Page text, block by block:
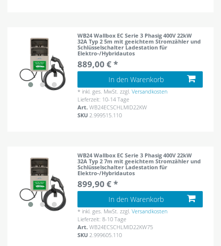
WB24 Wallbox EC Serie 3 Phasig 400V 22kW
32A Typ 2 5m mit geeichtem Stromzähler und
Schlüsselschalter Ladestation für
Elektro-/Hybridautos
889,00 € *
In den Warenkorb
* inkl. ges. MwSt. zzgl.Versandkosten
Lieferzeit: 10-14 Tage
Art.WB24ECSCHLMID22KW
SKU2.999515.110
WB24 Wallbox EC Serie 3 Phasig 400V 22kW
32A Typ 2 7m mit geeichtem Stromzähler und
Schlüsselschalter Ladestation für
Elektro-/Hybridautos
899,90 € *
In den Warenkorb
* inkl. ges. MwSt. zzgl.Versandkosten
Lieferzeit: 8-10 Tage
Art.WB24ECSCHLMID22KW75
SKU 2.999605.110